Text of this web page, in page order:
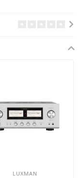
LUXMAN